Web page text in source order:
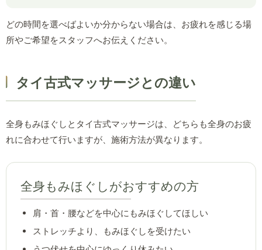
どの時間を選べばよいか分からない場合は、お疲れを感じる場
所やご希望をスタッフへお伝えください。
タイ古式マッサージとの違い
全身もみほぐしとタイ古式マッサージは、どちらも全身のお疲
れに合わせて行いますが、施術方法が異なります。
全身もみほぐしがおすすめの方
肩・首・腰などを中心にもみほぐしてほしい
ストレッチより、もみほぐしを受けたい